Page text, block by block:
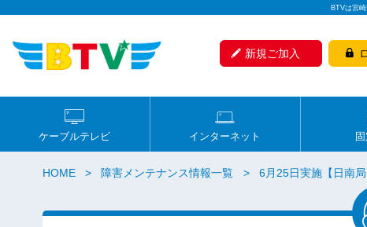
BTVは宮
新規ご加入
ケーブルテレビ インターネット
HOME 障害メンテナンス情報一覧 6月25日実施【日南